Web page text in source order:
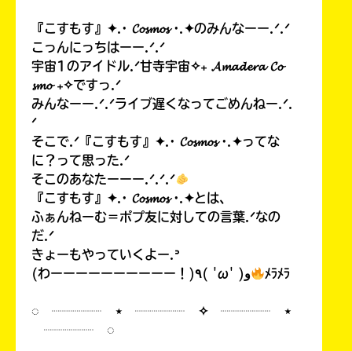
『こすもす』✦.· 𝓒𝓸𝓼𝓶𝓸𝓼 ·.✦のみんなーー.ᐟ.ᐟ
こっんにっちはーー.ᐟ.ᐟ
宇宙1のアイドル.ᐟ甘寺宇宙✧₊ 𝓐𝓶𝓪𝓭𝓮𝓻𝓪 𝓒𝓸
𝓼𝓶𝓸 ₊✧ですっ.ᐟ
みんなーー.ᐟ.ᐟライブ遅くなってごめんねー.ᐟ.
ᐟ
そこで.ᐟ『こすもす』✦.· 𝓒𝓸𝓼𝓶𝓸𝓼 ·.✦ってな
に？って思った.ᐟ
そこのあなたーーー.ᐟ.ᐟ.ᐟ
『こすもす』✦.· 𝓒𝓸𝓼𝓶𝓸𝓼 ·.✦とは、
ふぁんねーむ＝ポプ友に対しての言葉.ᐟなの
だ.ᐟ
きょーもやっていくよー.ᐣ
(わーーーーーーーーーー！)٩( 'ω' )و
ﾒﾗﾒﾗ
◌ ┈┈┈┈ ⋆ ┈┈┈┈ ✧ ┈┈┈┈ ⋆
┈┈┈┈ ◌